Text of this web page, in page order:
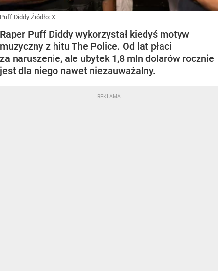
Puff Diddy Źródło: X
Raper Puff Diddy wykorzystał kiedyś motyw
muzyczny z hitu The Police. Od lat płaci
za naruszenie, ale ubytek 1,8 mln dolarów rocznie
jest dla niego nawet niezauważalny.